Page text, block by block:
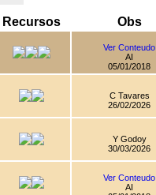
Recursos Obs
Ver Conteudo
AI
05/01/2018
C Tavares
26/02/2026
Y Godoy
30/03/2026
Ver Conteudo
AI